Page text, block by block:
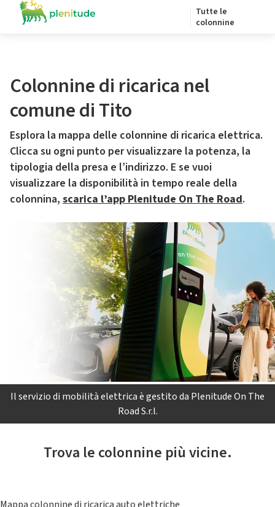
Tutte le
colonnine
Colonnine di ricarica nel
comune di Tito
Esplora la mappa delle colonnine di ricarica elettrica.
Clicca su ogni punto per visualizzare la potenza, la
tipologia della presa e l’indirizzo. E se vuoi
visualizzare la disponibilità in tempo reale della
colonnina, scarica l’app Plenitude On The Road.
Il servizio di mobilità elettrica è gestito da Plenitude On The
Road S.r.l.
Trova le colonnine più vicine.